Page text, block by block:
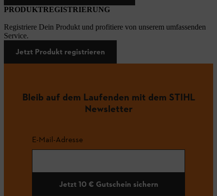
PRODUKTREGISTRIERUNG
Registriere Dein Produkt und profitiere von unserem umfassenden
Service.
Jetzt Produkt registrieren
Bleib auf dem Laufenden mit dem STIHL
Newsletter
E-Mail-Adresse
Jetzt 10 € Gutschein sichern